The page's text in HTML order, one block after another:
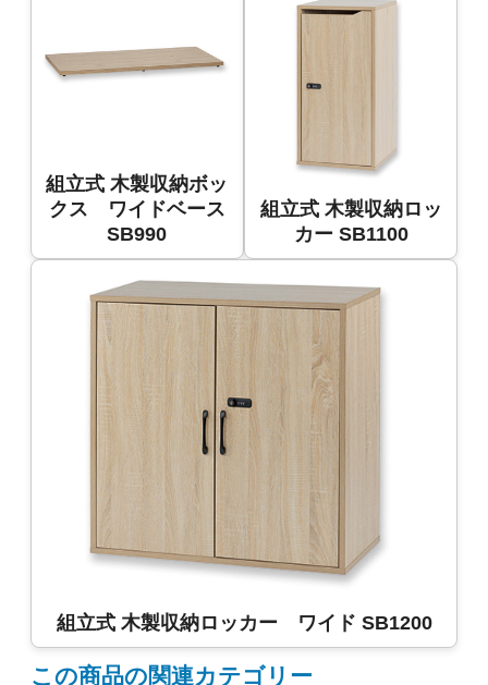
組立式 木製収納ボッ
クス ワイドベース
SB990
組立式 木製収納ロッ
カー SB1100
組立式 木製収納ロッカー ワイド SB1200
この商品の関連カテゴリー